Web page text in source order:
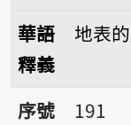
華語
釋義
地表
序號191地動
序號
191